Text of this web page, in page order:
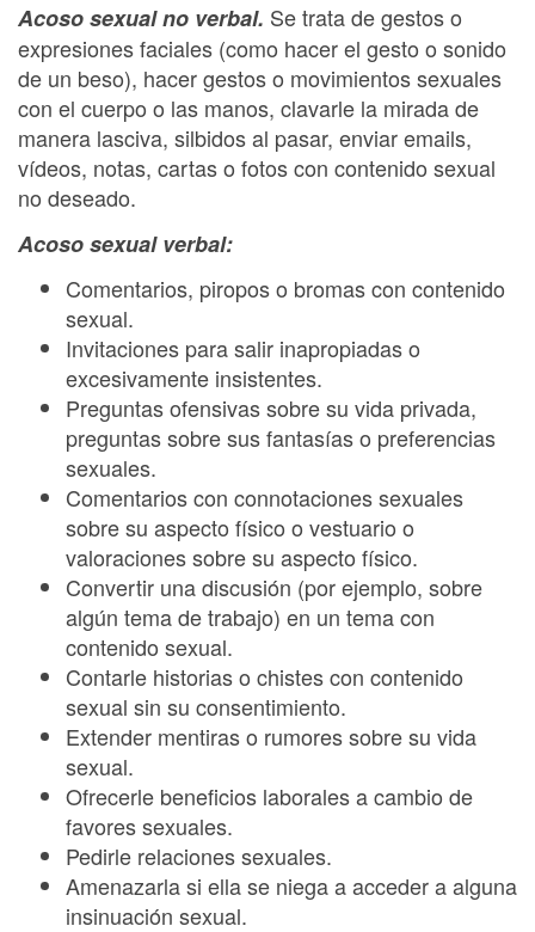
Acoso sexual no verbal. Se trata de gestos o
expresiones faciales (como hacer el gesto o sonido
de un beso), hacer gestos o movimientos sexuales
con el cuerpo o las manos, clavarle la mirada de
manera lasciva, silbidos al pasar, enviar emails,
vídeos, notas, cartas o fotos con contenido sexual
no deseado.
Acoso sexual verbal:
Comentarios, piropos o bromas con contenido
sexual.
Invitaciones para salir inapropiadas o
excesivamente insistentes.
Preguntas ofensivas sobre su vida privada,
preguntas sobre sus fantasías o preferencias
sexuales.
Comentarios con connotaciones sexuales
sobre su aspecto físico o vestuario o
valoraciones sobre su aspecto físico.
Convertir una discusión (por ejemplo, sobre
algún tema de trabajo) en un tema con
contenido sexual.
Contarle historias o chistes con contenido
sexual sin su consentimiento.
Extender mentiras o rumores sobre su vida
sexual.
Ofrecerle beneficios laborales a cambio de
favores sexuales.
Pedirle relaciones sexuales.
Amenazarla si ella se niega a acceder a alguna
insinuación sexual.